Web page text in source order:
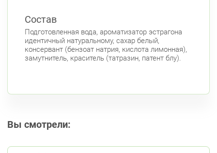
Состав
Подготовленная вода, ароматизатор эстрагона
идентичный натуральному, сахар белый,
консервант (бензоат натрия, кислота лимонная),
замутнитель, краситель (татразин, патент блу).
Вы смотрели: